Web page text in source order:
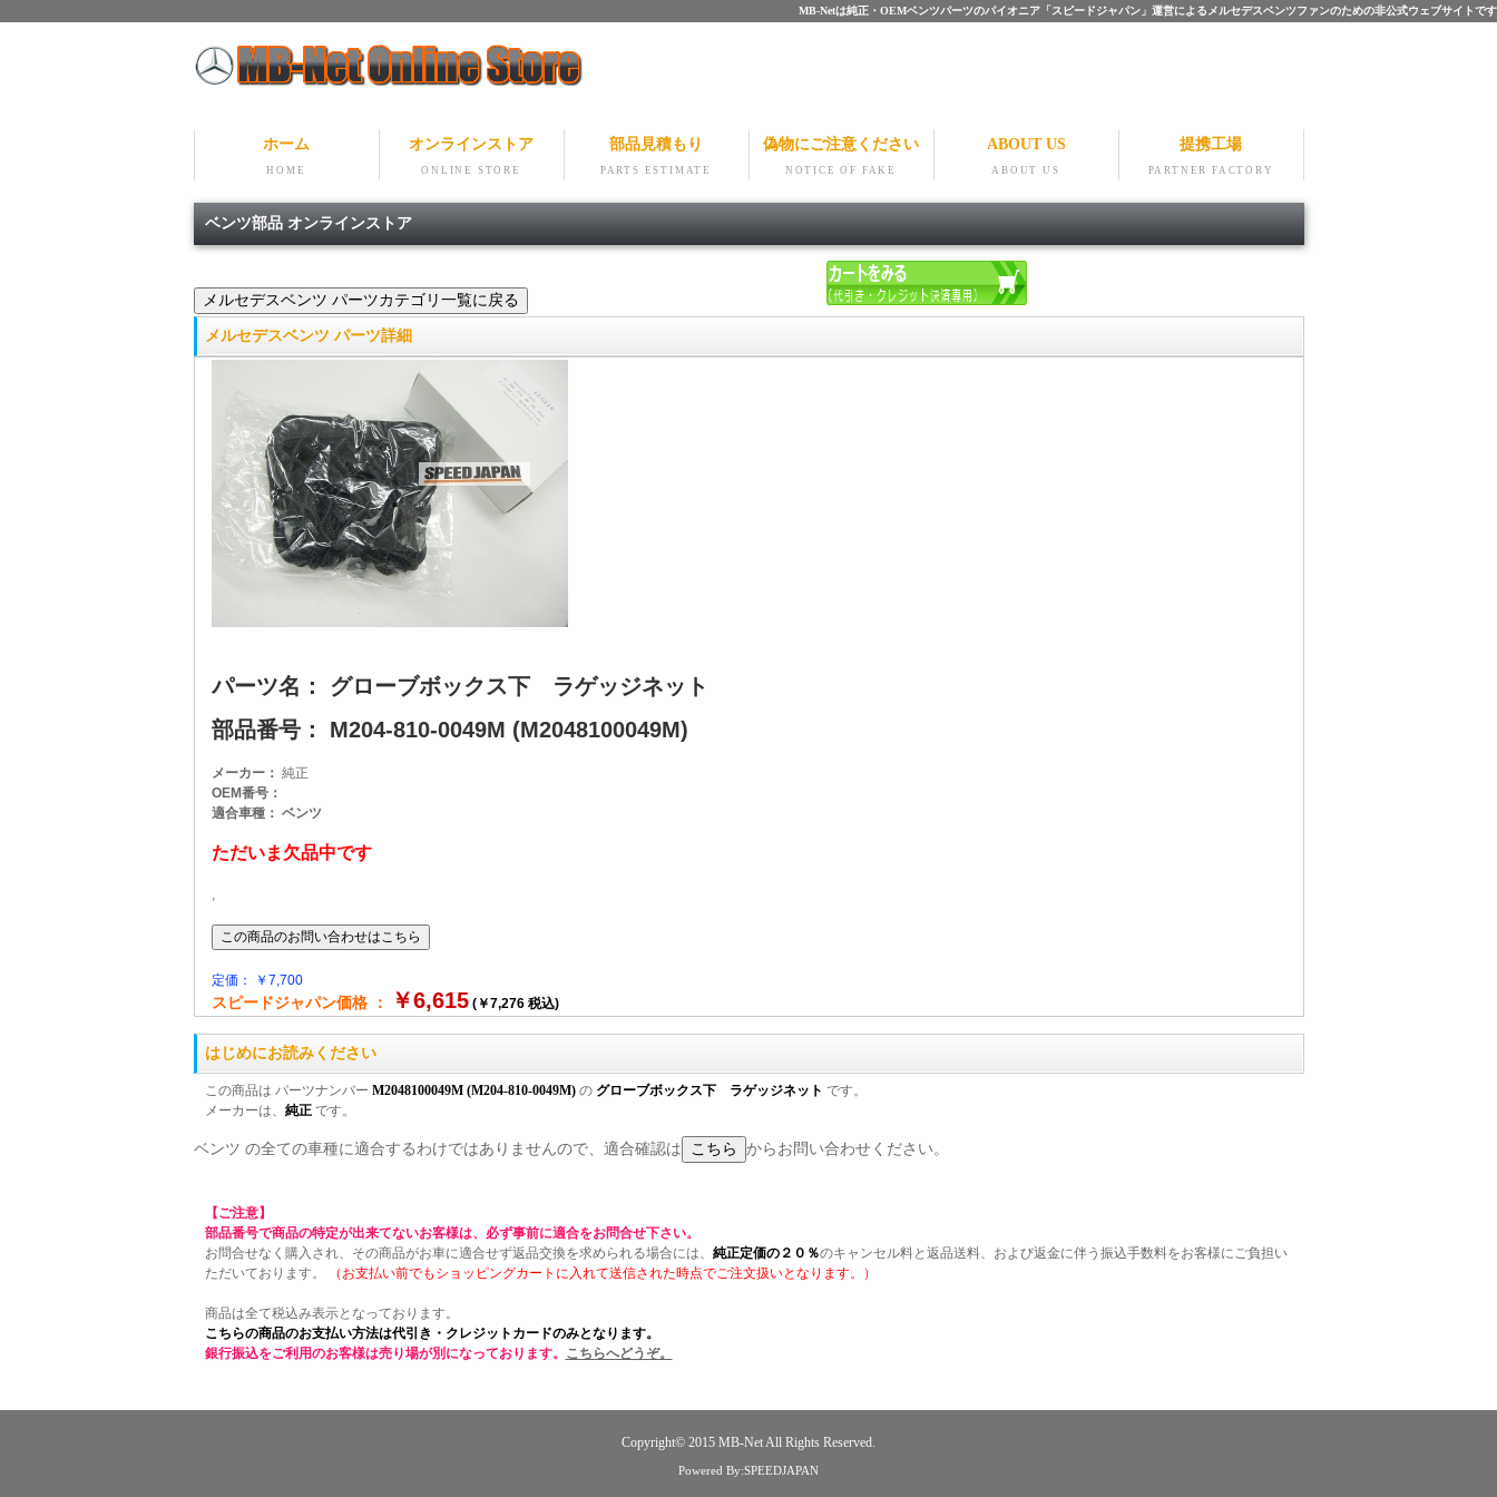
MB-Netは純正・OEMベンツパーツのパイオニア「スピードジャパン」運営によるメルセデスベンツファンのための非公式ウェブサイトです
ホーム
HOME
オンラインストア
ONLINE STORE
部品見積もり
PARTS ESTIMATE
偽物にご注意ください
NOTICE OF FAKE
ABOUT US
ABOUT US
提携工場
PARTNER FACTORY
ベンツ部品 オンラインストア
メルセデスベンツ パーツ詳細
パーツ名： グローブボックス下 ラゲッジネット
部品番号： M204-810-0049M (M2048100049M)
メーカー： 純正
OEM番号：
適合車種： ベンツ
ただいま欠品中です
,
定価： ￥7,700
スピードジャパン価格 ： ￥6,615(￥7,276 税込)
はじめにお読みください
この商品は パーツナンバー M2048100049M (M204-810-0049M)の グローブボックス下 ラゲッジネット です。
メーカーは、 純正です。
ベンツ の全ての車種に適合するわけではありませんので、適合確認は からお問い合わせください。
【ご注意】
部品番号で商品の特定が出来てないお客様は、必ず事前に適合をお問合せ下さい。
お問合せなく購入され、その商品がお車に適合せず返品交換を求められる場合には、 純正定価の２０％のキャンセル料と返品送料、および返金に伴う振込手数料をお客様にご負担い
ただいております。
（お支払い前でもショッピングカートに入れて送信された時点でご注文扱いとなります。）
商品は全て税込み表示となっております。
こちらの商品のお支払い方法は代引き・クレジットカードのみとなります。
銀行振込をご利用のお客様は売り場が別になっております。 こちらへどうぞ。
Copyright© 2015 MB-NetAll Rights Reserved.
Powered By:SPEEDJAPAN